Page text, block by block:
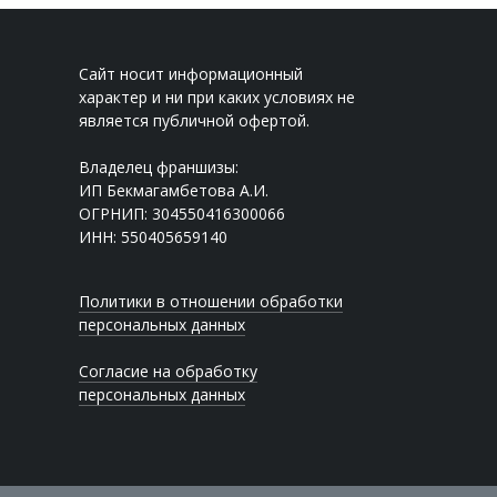
Сайт носит информационный
характер и ни при каких условиях не
является публичной офертой.
Владелец франшизы:
ИП Бекмагамбетова А.И.
ОГРНИП: 304550416300066
ИНН: 550405659140
Политики в отношении обработки
персональных данных
Согласие на обработку
персональных данных